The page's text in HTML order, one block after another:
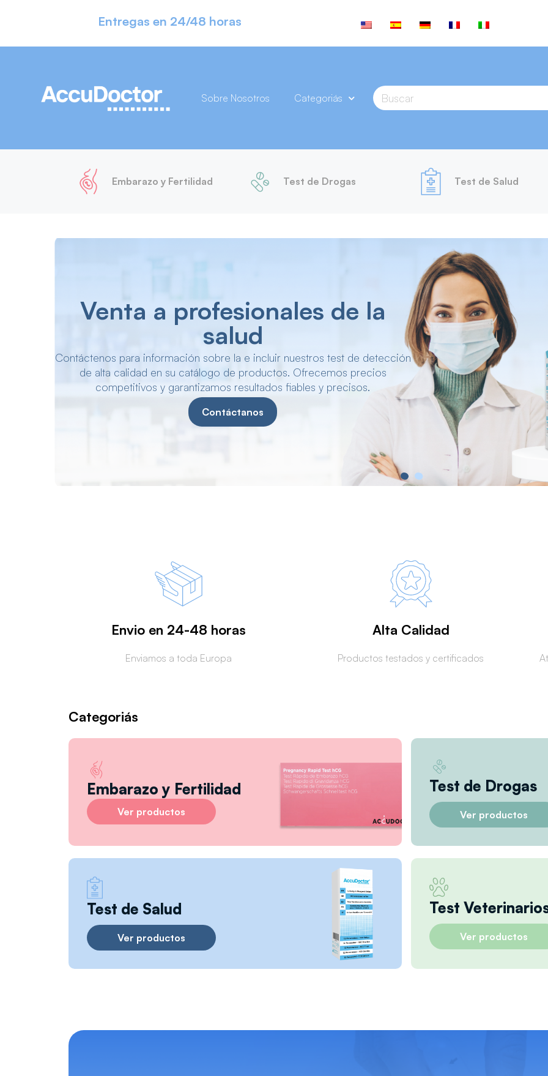
Entregas en 24/48 horas
Sobre Nosotros Categoriás
Embarazo y Fertilidad Test de Drogas Test de Salud
Expertos en test de
Descubre nuestras pruebas precisas y seguras en una amplia gama de test
Envio en 24-48 horas
Enviamos a toda Europa
Alta Calidad
Productos testados y certificados
Categoriás
Embarazo y Fertilidad
Ver productos
Test de Drogas
Ver productos
Test de Salud
Ver productos
Test
Ver productos